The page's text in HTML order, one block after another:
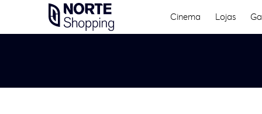
Cinema Lojas